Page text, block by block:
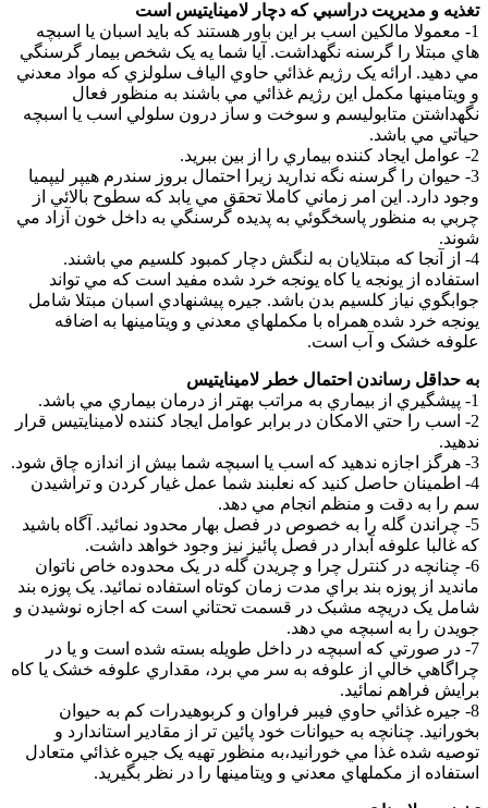
تغذيه و مديريت دراسبي که دچار لامينايتيس است
1- معمولا مالکين اسب بر اين باور هستند که بايد اسبان يا اسبچه
هاي مبتلا را گرسنه نگهداشت. آيا شما يه يک شخص بيمار گرسنگي
مي دهيد. ارائه يک رژيم غذائي حاوي الياف سلولزي که مواد معدني
و ويتامينها مکمل اين رژيم غذائي مي باشند به منظور فعال
نگهداشتن متابوليسم و سوخت و ساز درون سلولي اسب يا اسبچه
حياتي مي باشد.
2- عوامل ايجاد کننده بيماري را از بين ببريد.
3- حيوان را گرسنه نگه نداريد زيرا احتمال بروز سندرم هيپر ليپميا
وجود دارد. اين امر زماني کاملا تحقق مي يابد که سطوح بالائي از
چربي به منظور پاسخگوئي به پديده گرسنگي به داخل خون آزاد مي
شوند.
4- از آنجا که مبتلايان به لنگش دچار کمبود کلسيم مي باشند.
استفاده از يونجه يا کاه يونجه خرد شده مفيد است که مي تواند
جوابگوي نياز کلسيم بدن باشد. جيره پيشنهادي اسبان مبتلا شامل
يونجه خرد شده همراه با مکملهاي معدني و ويتامينها به اضافه
علوفه خشک و آب است.
به حداقل رساندن احتمال خطر لامينايتيس
1- پيشگيري از بيماري به مراتب بهتر از درمان بيماري مي باشد.
2- اسب را حتي الامکان در برابر عوامل ايجاد کننده لامينايتيس قرار
ندهيد.
3- هرگز اجازه ندهيد که اسب يا اسبچه شما بيش از اندازه چاق شود.
4- اطمينان حاصل کنيد که نعلبند شما عمل غيار کردن و تراشيدن
سم را به دقت و منظم انجام مي دهد.
5- چراندن گله را به خصوص در فصل بهار محدود نمائيد. آگاه باشيد
که غالبا علوفه آبدار در فصل پائيز نيز وجود خواهد داشت.
6- چنانچه در کنترل چرا و چريدن گله در يک محدوده خاص ناتوان
مانديد از پوزه بند براي مدت زمان کوتاه استفاده نمائيد. يک پوزه بند
شامل يک دريچه مشبک در قسمت تحتاني است که اجازه نوشيدن و
جويدن را به اسبچه مي دهد.
7- در صورتي که اسبچه در داخل طويله بسته شده است و يا در
چراگاهي خالي از علوفه به سر مي برد، مقداري علوفه خشک يا کاه
برايش فراهم نمائيد.
8- جيره غذائي حاوي فيبر فراوان و کربوهيدرات کم به حيوان
بخورانيد. چنانچه به حيوانات خود پائين تر از مقادير استاندارد و
توصيه شده غذا مي خورانيد،به منظور تهيه يک جيره غذائي متعادل
استفاده از مکملهاي معدني و ويتامينها را در نظر بگيريد.